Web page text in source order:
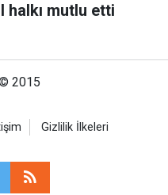
halkı mutlu etti
2015
Gizlilik İlkeleri